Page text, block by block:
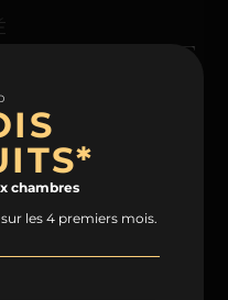
Plans
chambres
les 4 premiers mois.